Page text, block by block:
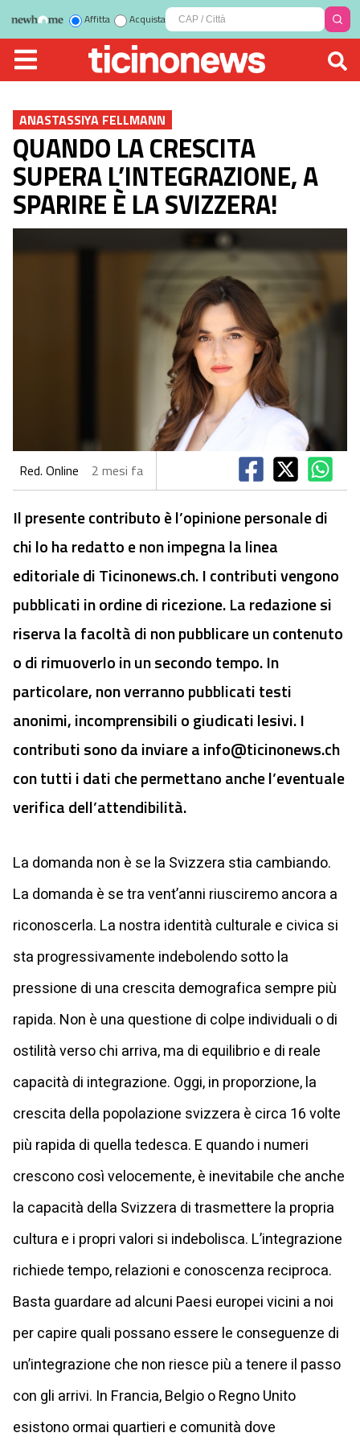
Affitta Acquista
ANASTASSIYA FELLMANN
QUANDO LA CRESCITA
SUPERA L’INTEGRAZIONE, A
SPARIRE È LA SVIZZERA!
Red. Online 2 mesi fa
Il presente contributo è l’opinione personale di
chi lo ha redatto e non impegna la linea
editoriale di Ticinonews.ch. I contributi vengono
pubblicati in ordine di ricezione. La redazione si
riserva la facoltà di non pubblicare un contenuto
o di rimuoverlo in un secondo tempo. In
particolare, non verranno pubblicati testi
anonimi, incomprensibili o giudicati lesivi. I
contributi sono da inviare ainfo@ticinonews.ch
con tutti i dati che permettano anche l’eventuale
verifica dell’attendibilità.
La domanda non è se la Svizzera stia cambiando.
La domanda è se tra vent’anni riusciremo ancora a
riconoscerla. La nostra identità culturale e civica si
sta progressivamente indebolendo sotto la
pressione di una crescita demografica sempre più
rapida. Non è una questione di colpe individuali o di
ostilità verso chi arriva, ma di equilibrio e di reale
capacità di integrazione. Oggi, in proporzione, la
crescita della popolazione svizzera è circa 16 volte
più rapida di quella tedesca. E quando i numeri
crescono così velocemente, è inevitabile che anche
la capacità della Svizzera di trasmettere la propria
cultura e i propri valori si indebolisca. L’integrazione
richiede tempo, relazioni e conoscenza reciproca.
Basta guardare ad alcuni Paesi europei vicini a noi
per capire quali possano essere le conseguenze di
un’integrazione che non riesce più a tenere il passo
con gli arrivi. In Francia, Belgio o Regno Unito
esistono ormai quartieri e comunità dove